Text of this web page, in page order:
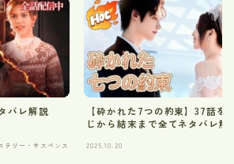
バレ解説
テリー・サスペンス
【砕かれた7つの約束】37話を
じから結末まで全てネタバレ解
2025.10.20